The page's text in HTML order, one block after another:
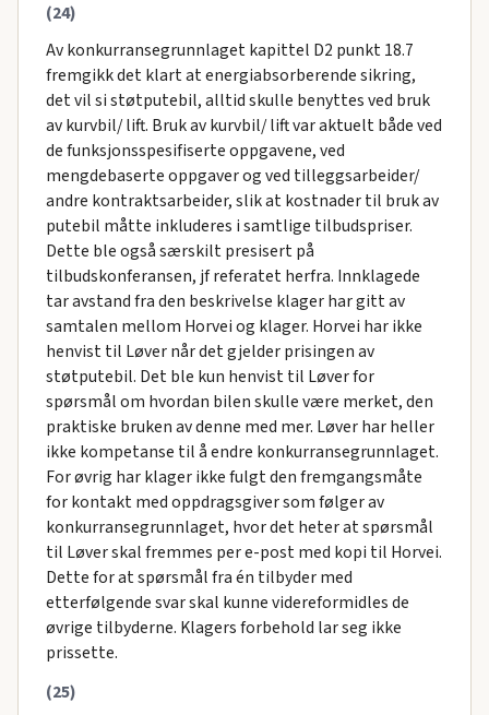
(24)
Av konkurransegrunnlaget kapittel D2 punkt 18.7
fremgikk det klart at energiabsorberende sikring,
det vil si støtputebil, alltid skulle benyttes ved bruk
av kurvbil/ lift. Bruk av kurvbil/ lift var aktuelt både ved
de funksjonsspesifiserte oppgavene, ved
mengdebaserte oppgaver og ved tilleggsarbeider/
andre kontraktsarbeider, slik at kostnader til bruk av
putebil måtte inkluderes i samtlige tilbudspriser.
Dette ble også særskilt presisert på
tilbudskonferansen, jf referatet herfra. Innklagede
tar avstand fra den beskrivelse klager har gitt av
samtalen mellom Horvei og klager. Horvei har ikke
henvist til Løver når det gjelder prisingen av
støtputebil. Det ble kun henvist til Løver for
spørsmål om hvordan bilen skulle være merket, den
praktiske bruken av denne med mer. Løver har heller
ikke kompetanse til å endre konkurransegrunnlaget.
For øvrig har klager ikke fulgt den fremgangsmåte
for kontakt med oppdragsgiver som følger av
konkurransegrunnlaget, hvor det heter at spørsmål
til Løver skal fremmes per e-post med kopi til Horvei.
Dette for at spørsmål fra én tilbyder med
etterfølgende svar skal kunne videreformidles de
øvrige tilbyderne. Klagers forbehold lar seg ikke
prissette.
(25)